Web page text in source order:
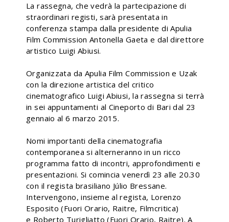
La rassegna, che vedrà la partecipazione di
straordinari registi, sarà presentata in
conferenza stampa dalla presidente di Apulia
Film Commission Antonella Gaeta e dal direttore
artistico Luigi Abiusi.
Organizzata da Apulia Film Commission e Uzak
con la direzione artistica del critico
cinematografico Luigi Abiusi, la rassegna si terrà
in sei appuntamenti al Cineporto di Bari dal 23
gennaio al 6 marzo 2015.
Nomi importanti della cinematografia
contemporanea si alterneranno in un ricco
programma fatto di incontri, approfondimenti e
presentazioni. Si comincia venerdì 23 alle 20.30
con il regista brasiliano Júlio Bressane.
Intervengono, insieme al regista, Lorenzo
Esposito (Fuori Orario, Raitre, Filmcritica)
e Roberto Turigliatto (Fuori Orario, Raitre). A